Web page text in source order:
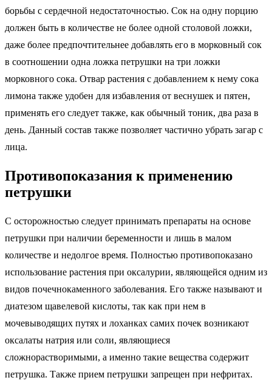
борьбы с сердечной недостаточностью. Сок на одну порцию
должен быть в количестве не более одной столовой ложки,
даже более предпочтительнее добавлять его в морковный сок
в соотношении одна ложка петрушки на три ложки
морковного сока. Отвар растения с добавлением к нему сока
лимона также удобен для избавления от веснушек и пятен,
применять его следует также, как обычный тоник, два раза в
день. Данный состав также позволяет частично убрать загар с
лица.
Противопоказания к применению
петрушки
С осторожностью следует принимать препараты на основе
петрушки при наличии беременности и лишь в малом
количестве и недолгое время. Полностью противопоказано
использование растения при оксалурии, являющейся одним из
видов почечнокаменного заболевания. Его также называют и
диатезом щавелевой кислоты, так как при нем в
мочевыводящих путях и лоханках самих почек возникают
оксалаты натрия или соли, являющиеся
сложнорастворимыми, а именно такие вещества содержит
петрушка. Также прием петрушки запрещен при нефритах.